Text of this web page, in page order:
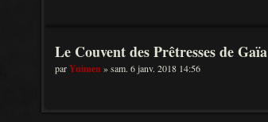
Le Couvent des Prêtresses de Gaïa
parYuimen» sam. 6 janv. 2018 14:56